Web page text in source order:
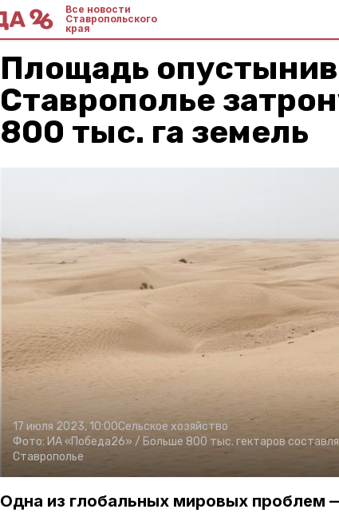
Все новости
Ставропольского
края
Площадь
Ставрополье
800 тыс. га земель
17 июля 2023, 10:00Сельское хозяйство
Фото: ИА «Победа26» / Больше 800 тыс. гектаров
Ставрополье
Одна из глобальных мировых проблем